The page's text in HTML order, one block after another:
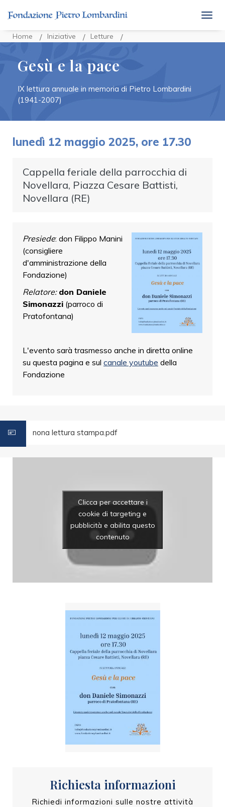
Home Iniziative Letture
Gesù e la pace
IX lettura annuale in memoria di Pietro Lombardini
(1941-2007)
lunedì 12 maggio 2025, ore 17.30
Cappella feriale della parrocchia di
Novellara, Piazza Cesare Battisti,
Novellara (RE)
Presiede: don Filippo Manini
(consigliere
d'amministrazione della
Fondazione)
Relatore: don Daniele
Simonazzi (parroco di
Pratofontana)
L'evento sarà trasmesso anche in diretta online
su questa pagina e sul canale youtube della
Fondazione
nona lettura stampa.pdf
Clicca per accettare i
cookie di targeting e
pubblicità e abilita questo
contenuto
Richiesta informazioni
Richiedi informazioni sulle nostre attività